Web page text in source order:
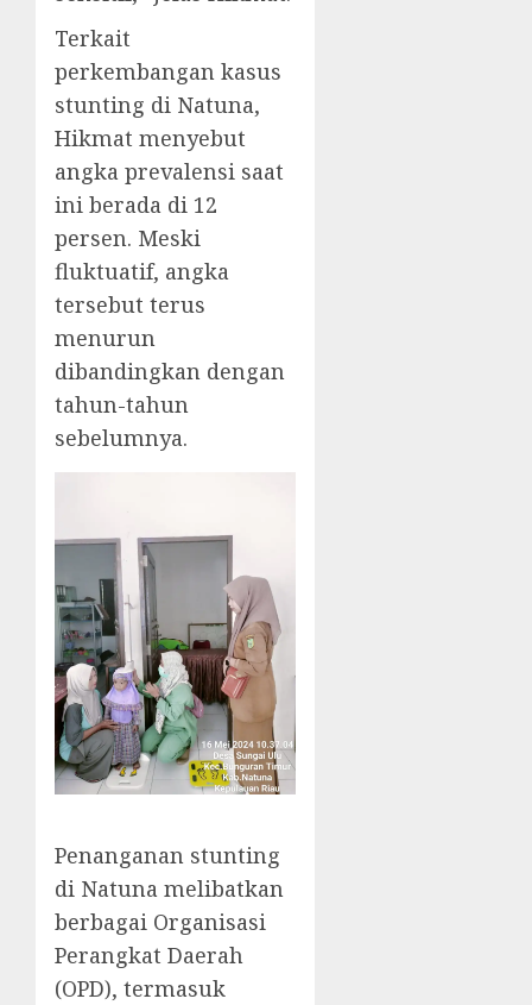
Terkait
perkembangan kasus
stunting di Natuna,
Hikmat menyebut
angka prevalensi saat
ini berada di 12
persen. Meski
fluktuatif, angka
tersebut terus
menurun
dibandingkan dengan
tahun-tahun
sebelumnya.
Penanganan stunting
di Natuna melibatkan
berbagai Organisasi
Perangkat Daerah
(OPD), termasuk